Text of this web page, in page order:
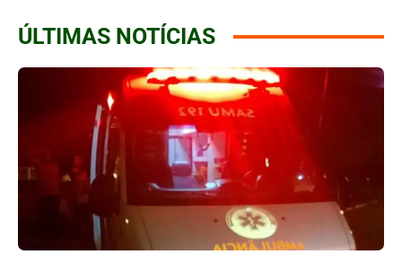
ÚLTIMAS NOTÍCIAS